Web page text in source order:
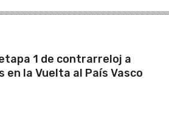
1 de contrarreloj a
en la Vuelta al País Vasco